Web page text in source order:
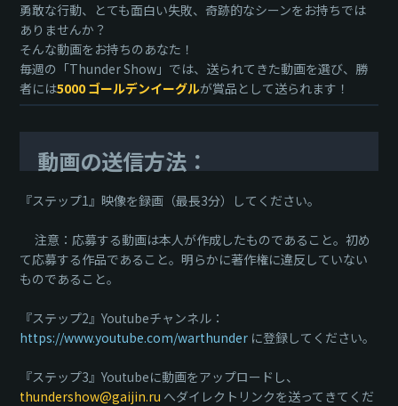
勇敢な行動、とても面白い失敗、奇跡的なシーンをお持ちでは
ありませんか？
そんな動画をお持ちのあなた！
毎週の「Thunder Show」では、送られてきた動画を選び、勝
者には5000 ゴールデンイーグルが賞品として送られます！
動画の送信方法：
『ステップ1』映像を録画（最長3分）してください。
注意：応募する動画は本人が作成したものであること。初め
て応募する作品であること。明らかに著作権に違反していない
ものであること。
『ステップ2』Youtubeチャンネル：
https://www.youtube.com/warthunder に登録してください。
『ステップ3』Youtubeに動画をアップロードし、
thundershow@gaijin.ru へダイレクトリンクを送ってきてくだ